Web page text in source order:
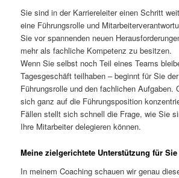
Sie sind in der Karriereleiter einen Schritt
eine Führungsrolle und
Sie vor spannenden neuen
mehr als fachliche Kompetenz zu besitzen.
Wenn Sie selbst noch Teil eines Teams
Tagesgeschäft teilhaben – beginnt für Sie
Führungsrolle und den fachlichen Aufgaben.
sich ganz auf die Führungsposition
Fällen stellt sich schnell die Frage, wie Sie
Ihre Mitarbeiter delegieren können.
Meine zielgerichtete Unterstützung für Sie
In meinem Coaching schauen wir genau